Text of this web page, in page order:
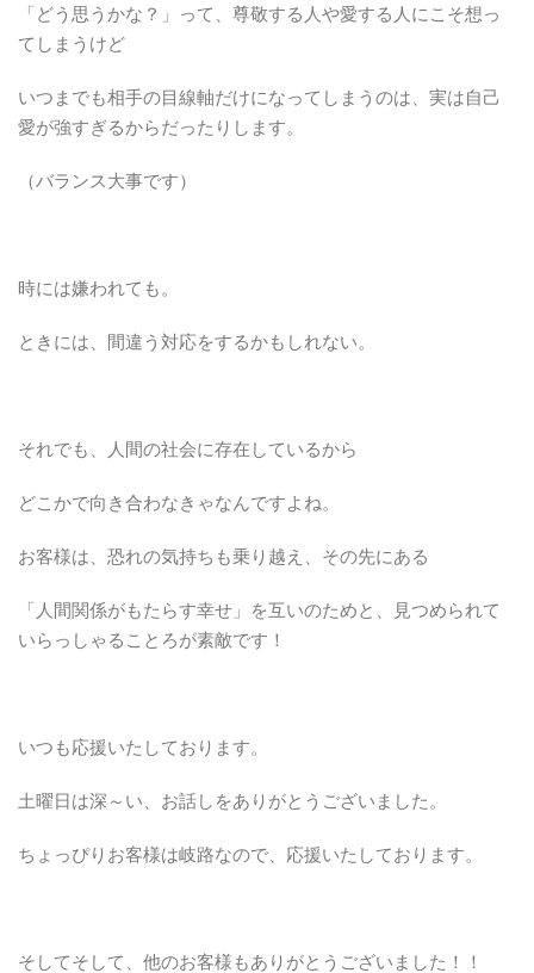
「どう思うかな？」って、尊敬する人や愛する人にこそ想っ
てしまうけど
いつまでも相手の目線軸だけになってしまうのは、実は自己
愛が強すぎるからだったりします。
（バランス大事です）
時には嫌われても。
ときには、間違う対応をするかもしれない。
それでも、人間の社会に存在しているから
どこかで向き合わなきゃなんですよね。
お客様は、恐れの気持ちも乗り越え、その先にある
「人間関係がもたらす幸せ」を互いのためと、見つめられて
いらっしゃることろが素敵です！
いつも応援いたしております。
土曜日は深～い、お話しをありがとうございました。
ちょっぴりお客様は岐路なので、応援いたしております。
そしてそして、他のお客様もありがとうございました！！